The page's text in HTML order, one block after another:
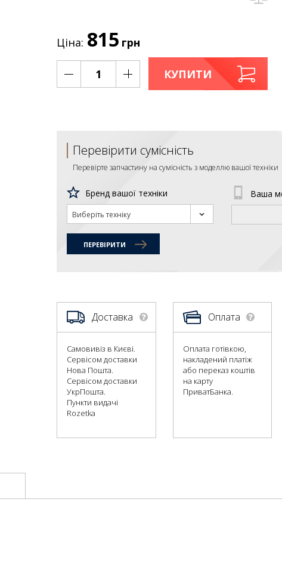
Ціна: 815 грн
КУПИТИ
Перевірити сумісність
Перевірте запчастину на сумісність з моделлю вашої техніки
Бренд вашої техніки
Виберіть техніку
Ваша
ПЕРЕВІРИТИ
Доставка
Самовивіз в Києві.
Сервісом доставки
Нова Пошта.
Сервісом доставки
УкрПошта.
Пункти видачі
Rozetka
Оплата
Оплата готівкою,
накладений платіж
або переказ коштів
на карту
ПриватБанка.